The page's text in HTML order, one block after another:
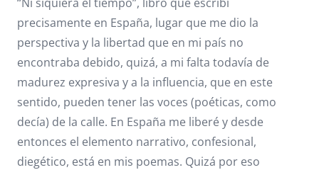
precisamente en España, lugar que me dio la
perspectiva y la libertad que en mi país no
encontraba debido, quizá, a mi falta todavía de
madurez expresiva y a la influencia, que en este
sentido, pueden tener las voces (poéticas, como
decía) de la calle. En España me liberé y desde
entonces el elemento narrativo, confesional,
diegético, está en mis poemas. Quizá por eso